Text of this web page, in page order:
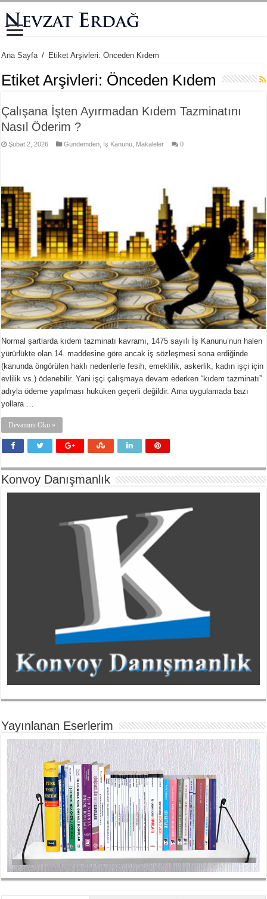
Ana Sayfa / Etiket Arşivleri: Önceden Kıdem
Etiket Arşivleri: Önceden Kıdem
Çalışana İşten Ayırmadan Kıdem Tazminatını
Nasıl Öderim ?
Şubat 2, 2026 Gündemden İş Kanunu Makaleler 0
Normal şartlarda kıdem tazminatı kavramı, 1475 sayılı İş Kanunu’nun halen
yürürlükte olan 14. maddesine göre ancak iş sözleşmesi sona erdiğinde
(kanunda öngörülen haklı nedenlerle fesih, emeklilik, askerlik, kadın işçi için
evlilik vs.) ödenebilir. Yani işçi çalışmaya devam ederken “kıdem tazminatı”
adıyla ödeme yapılması hukuken geçerli değildir. Ama uygulamada bazı
yollara …
Devamını Oku »
Konvoy Danışmanlık
Yayınlanan Eserlerim